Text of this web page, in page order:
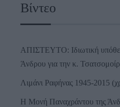
Βίντεο
ΑΠΙΣΤΕΥΤΟ: Ιδιωτική
Άνδρου για την κ.
Λιμάνι Ραφήνας 1945-2015
Η Μονή Παναχράντου της